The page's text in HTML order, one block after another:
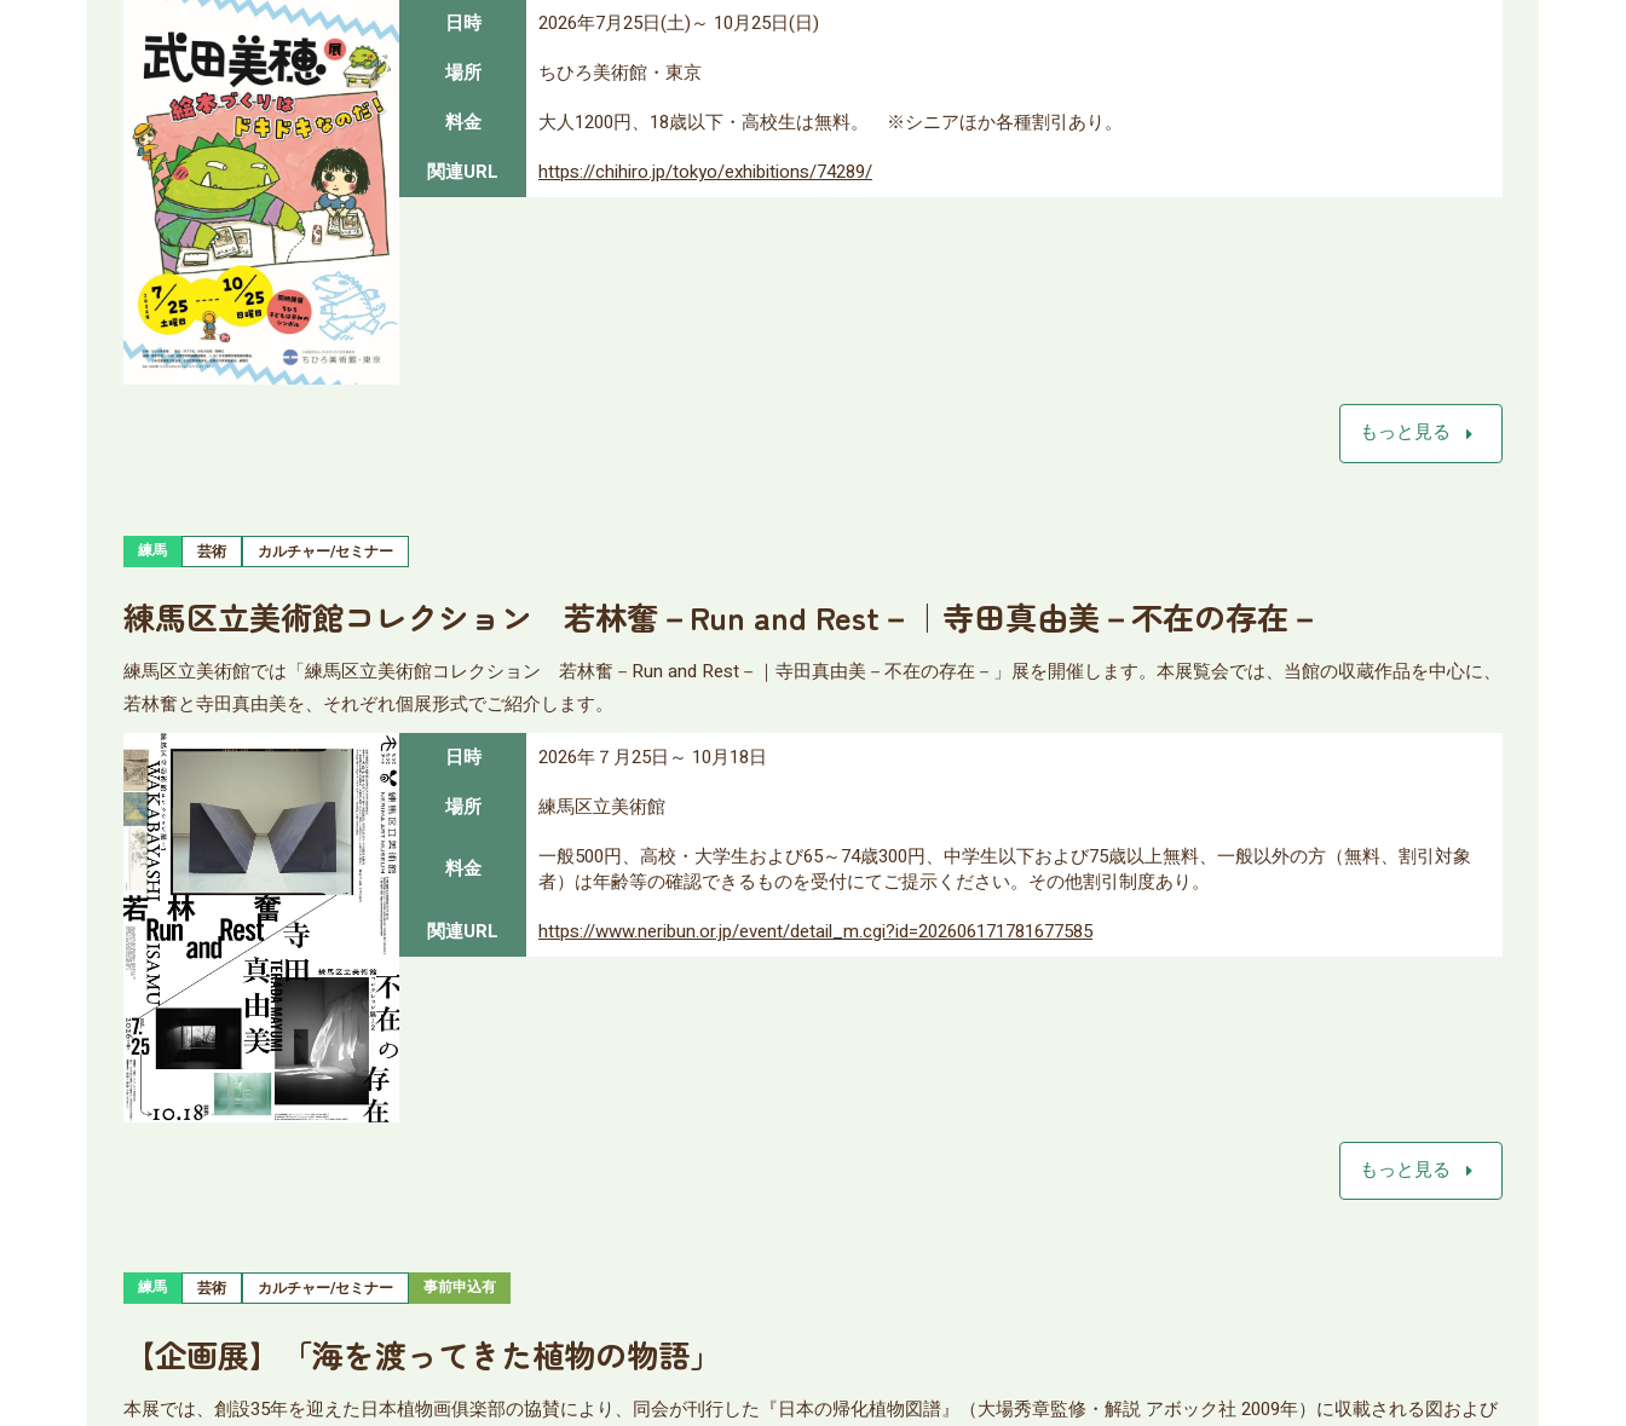
日時
2026年7月25日(土)～ 10月25日(日)
場所
ちひろ美術館・東京
料金
大人1200円、18歳以下・高校生は無料。 ※シニアほか各種割引あり。
関連URL
https://chihiro.jp/tokyo/exhibitions/74289/
もっと見る arrow_right
練馬 芸術 カルチャー/セミナー
練馬区立美術館コレクション 若林奮－Run and Rest－｜寺田真由美－不在の存在－
練馬区立美術館では「練馬区立美術館コレクション 若林奮－Run and Rest－｜寺田真由美－不在の存在－」展を開催します。本展覧会では、当館の収蔵作品を中心に、
若林奮と寺田真由美を、それぞれ個展形式でご紹介します。
日時
2026年７月25日～ 10月18日
場所
練馬区立美術館
料金
一般500円、高校・大学生および65～74歳300円、中学生以下および75歳以上無料、一般以外の方（無料、割引対象
者）は年齢等の確認できるものを受付にてご提示ください。その他割引制度あり。
関連URL
https://www.neribun.or.jp/event/detail_m.cgi?id=202606171781677585
もっと見る arrow_right
練馬 芸術 カルチャー/セミナー 事前申込有
【企画展】「海を渡ってきた植物の物語」
本展では、創設35年を迎えた日本植物画俱楽部の協賛により、同会が刊行した『日本の帰化植物図譜』（大場秀章監修・解説 アボック社 2009年）に収載される図および